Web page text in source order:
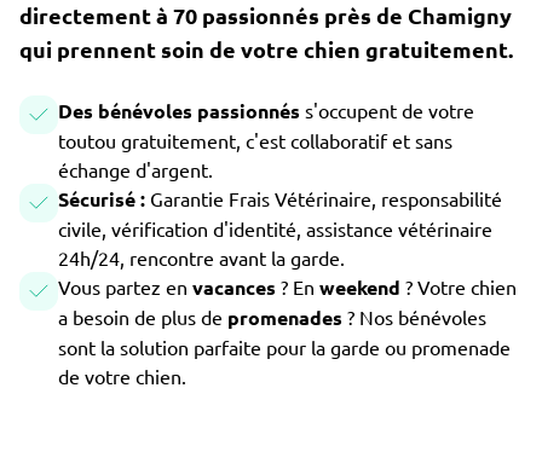
directement à 70 passionnés près de Chamigny
qui prennent soin de votre chien gratuitement.
Des bénévoles passionnés s'occupent de votre
toutou gratuitement, c'est collaboratif et sans
échange d'argent.
Sécurisé : Garantie Frais Vétérinaire, responsabilité
civile, vérification d'identité, assistance vétérinaire
24h/24, rencontre avant la garde.
Vous partez en vacances ? En weekend ? Votre chien
a besoin de plus de promenades ? Nos bénévoles
sont la solution parfaite pour la garde ou promenade
de votre chien.